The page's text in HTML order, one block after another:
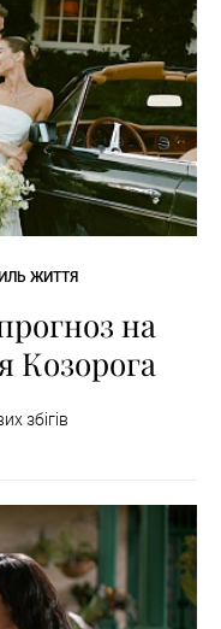
ЖИТТЯ
на
Козорога
збігів